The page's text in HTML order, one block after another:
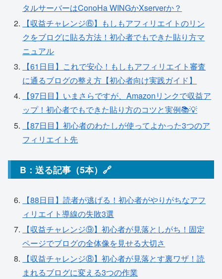
タルサーバーはConoHa WINGかXserverか？
【収益チャレンジ⑥】もしもアフィリエイトのリン
クをブログに貼る方法！初心者でもできた貼り方マ
ニュアル
【61日目】これで安心！もしもアフィリエイト審査
に通るブログの整え方【初心者向け実践ガイド】
【97日目】いまさらですが、Amazonリンクで収益ア
ップ！初心者でもできた貼り方のコツと実例📚💡
【87日目】初心者のわたしが使ってよかった3つのア
フィリエイト先
B：送る記事（5本）🔗
【88日目】読者が逃げる！初心者がやりがちなアフ
ィリエイト導線の失敗3選
【収益チャレンジ⑨】初心者が見落としがち！固定
ページでブログの全体像を見せる大切さ
【収益チャレンジ⑧】初心者が見落とす裏ワザ！読
まれるブログに変える3つの作業